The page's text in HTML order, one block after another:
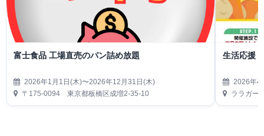
富士食品 工場直売のパン詰め放題
2026年1月1日(木)〜2026年12月31日(木)
〒175-0094 東京都板橋区成増2-35-10
生活応援
2026年4
ララガー